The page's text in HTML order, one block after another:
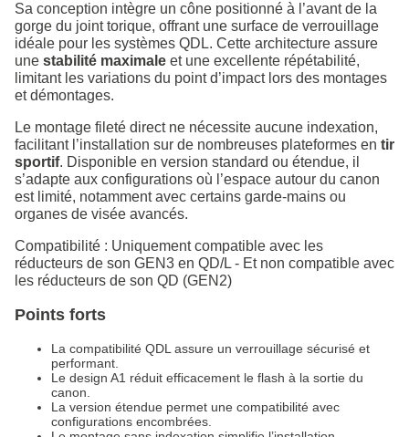
Sa conception intègre un cône positionné à l’avant de la
gorge du joint torique, offrant une surface de verrouillage
idéale pour les systèmes QDL. Cette architecture assure
une stabilité maximale et une excellente répétabilité,
limitant les variations du point d’impact lors des montages
et démontages.
Le montage fileté direct ne nécessite aucune indexation,
facilitant l’installation sur de nombreuses plateformes en tir
sportif. Disponible en version standard ou étendue, il
s’adapte aux configurations où l’espace autour du canon
est limité, notamment avec certains garde-mains ou
organes de visée avancés.
Compatibilité : Uniquement compatible avec les
réducteurs de son GEN3 en QD/L - Et non compatible avec
les réducteurs de son QD (GEN2)
Points forts
La compatibilité QDL assure un verrouillage sécurisé et
performant.
Le design A1 réduit efficacement le flash à la sortie du
canon.
La version étendue permet une compatibilité avec
configurations encombrées.